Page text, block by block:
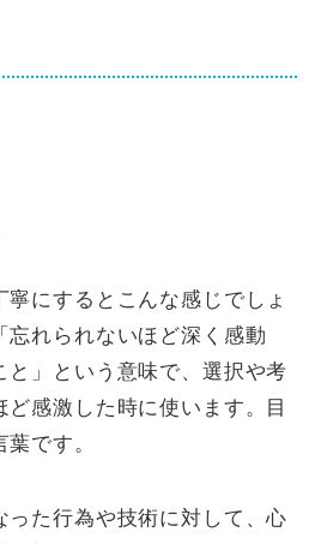
寧にするとこんな感じでしょ
忘れられないほど深く感動
と」という意味で、選択や考
ど感激した時に使います。目
です。
った行為や技術に対して、心